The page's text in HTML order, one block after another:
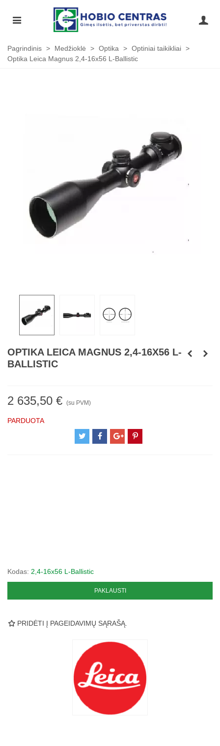
Pagrindinis > Medžioklė > Optika > Optiniai taikikliai >
Optika Leica Magnus 2,4-16x56 L-Ballistic
OPTIKA LEICA MAGNUS 2,4-16X56 L-
BALLISTIC
2 635,50 € (su PVM)
PARDUOTA
Kodas: 2,4-16x56 L-Ballistic
PAKLAUSTI
PRIDĖTI Į PAGEIDAVIMŲ SĄRAŠĄ.